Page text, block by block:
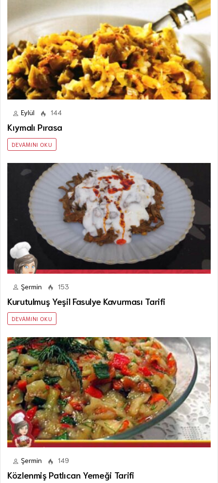
Eylül 144
Kıymalı Pırasa
DEVAMINI OKU
Şermin 153
Kurutulmuş Yeşil Fasulye Kavurması Tarifi
DEVAMINI OKU
Şermin 149
Közlenmiş Patlıcan Yemeği Tarifi